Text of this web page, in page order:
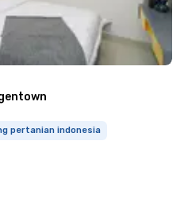
pertanian indonesia